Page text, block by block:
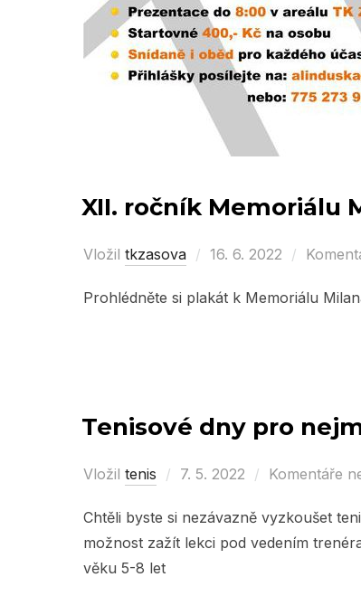
XII. ročník Memoriálu
Vložil tkzasova
Posted
16. 6. 2022
Prohlédněte si plakát k Memoriálu
Tenisové dny pro
Vložil tenis
Posted
7. 5. 2022 Komentáře
Chtěli byste si nezávazně vyzkoušet
možnost zažít lekci pod vedením
věku 5-8 let